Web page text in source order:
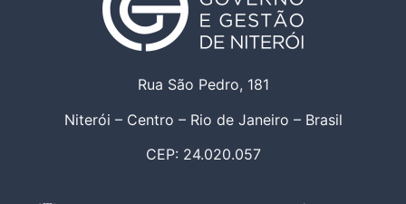
Rua São Pedro, 181
Niterói – Centro – Rio de Janeiro – Brasil
CEP: 24.020.057